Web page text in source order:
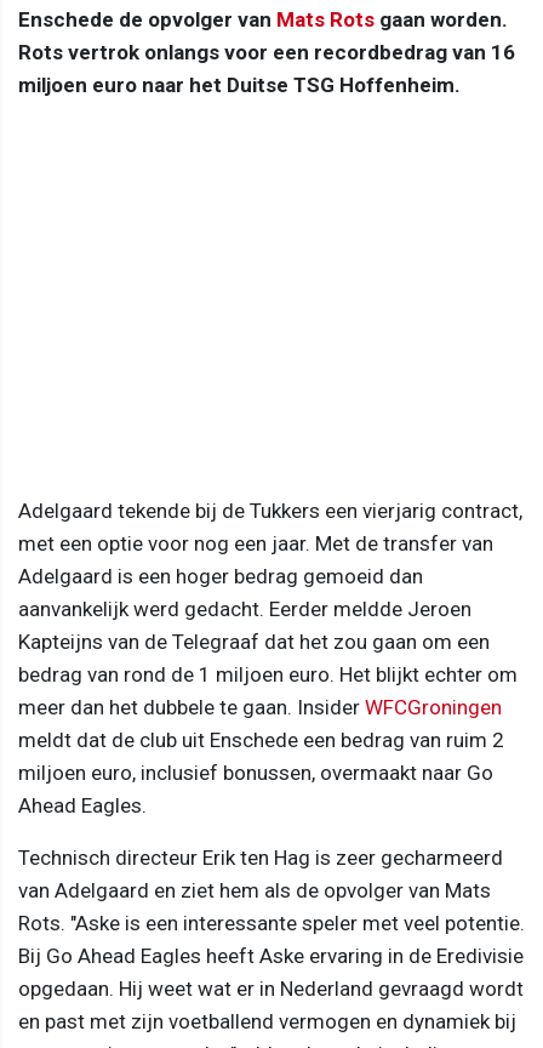
Enschede de opvolger van Mats Rots gaan worden.
Rots vertrok onlangs voor een recordbedrag van 16
miljoen euro naar het Duitse TSG Hoffenheim.
Adelgaard tekende bij de Tukkers een vierjarig contract,
met een optie voor nog een jaar. Met de transfer van
Adelgaard is een hoger bedrag gemoeid dan
aanvankelijk werd gedacht. Eerder meldde Jeroen
Kapteijns van de Telegraaf dat het zou gaan om een
bedrag van rond de 1 miljoen euro. Het blijkt echter om
meer dan het dubbele te gaan. Insider WFCGroningen
meldt dat de club uit Enschede een bedrag van ruim 2
miljoen euro, inclusief bonussen, overmaakt naar Go
Ahead Eagles.
Technisch directeur Erik ten Hag is zeer gecharmeerd
van Adelgaard en ziet hem als de opvolger van Mats
Rots. "Aske is een interessante speler met veel potentie.
Bij Go Ahead Eagles heeft Aske ervaring in de Eredivisie
opgedaan. Hij weet wat er in Nederland gevraagd wordt
en past met zijn voetballend vermogen en dynamiek bij